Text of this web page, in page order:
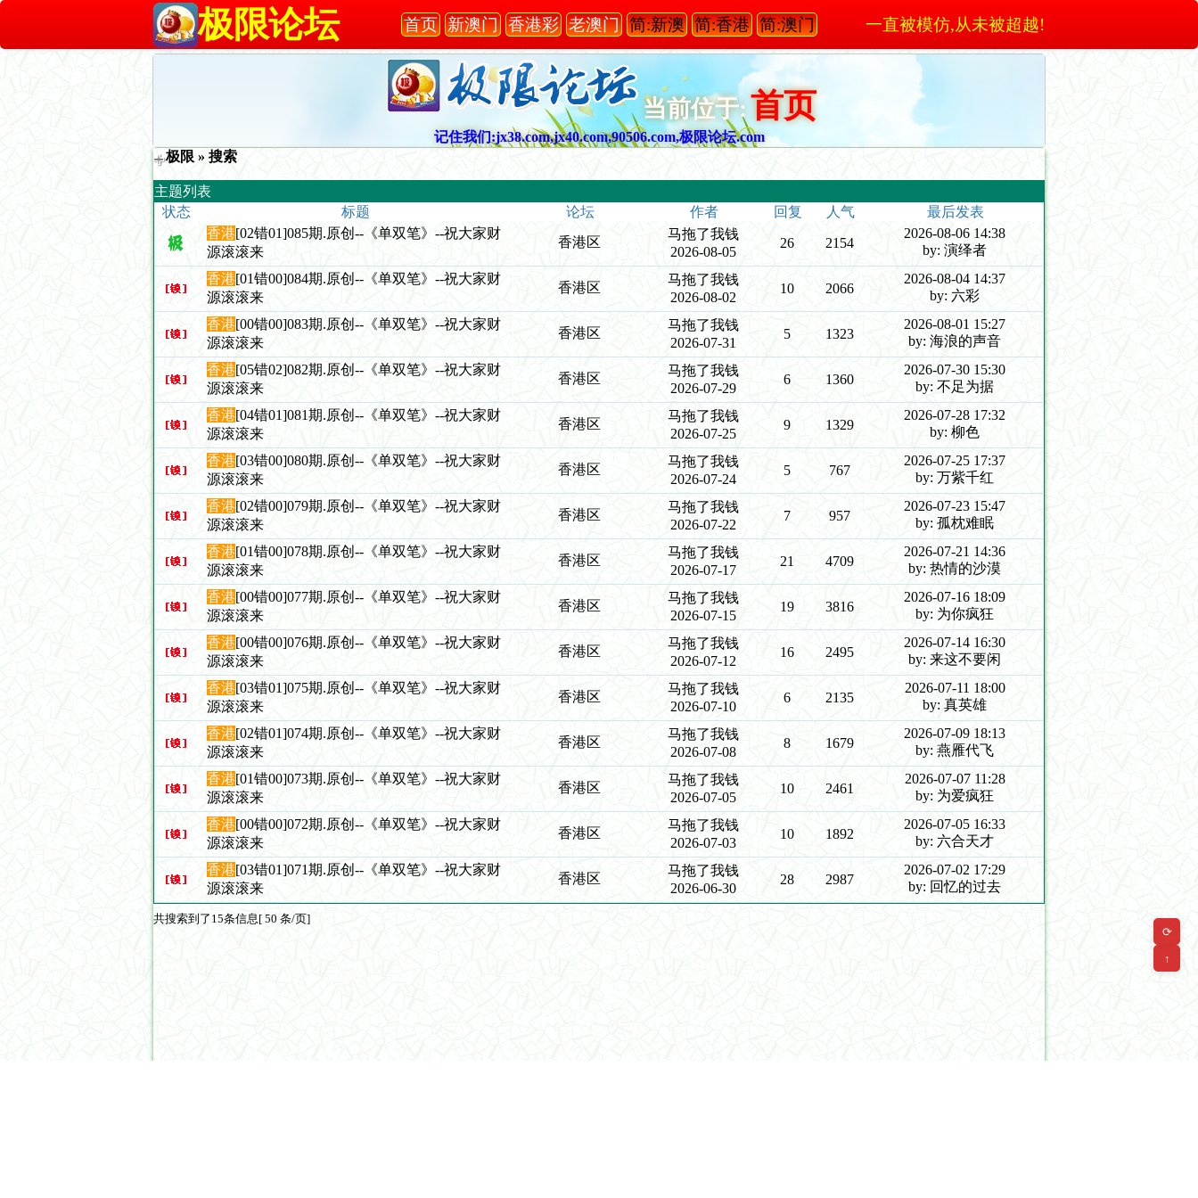
极限论坛 首页 新澳门 香港彩 老澳门 简:新澳 简:香港 简:澳门 一直被模仿,从未被超越!
当前位于: 首页
记住我们:jx38.com,jx40.com,90506.com,极限论坛.com
⟳
↑
极限 » 搜索
主题列表
状态
标题 论坛 作者 回复 人气
最后发表
香港[02错01]085期.原创--《单双笔》--祝大家财
源滚滚来
香港区
马拖了我钱
2026-08-05
26 2154
2026-08-06 14:38
by: 演绎者
香港[01错00]084期.原创--《单双笔》--祝大家财
源滚滚来
香港区
马拖了我钱
2026-08-02
10 2066
2026-08-04 14:37
by: 六彩
香港[00错00]083期.原创--《单双笔》--祝大家财
源滚滚来
香港区
马拖了我钱
2026-07-31
5 1323
2026-08-01 15:27
by: 海浪的声音
香港[05错02]082期.原创--《单双笔》--祝大家财
源滚滚来
香港区
马拖了我钱
2026-07-29
6 1360
2026-07-30 15:30
by: 不足为据
香港[04错01]081期.原创--《单双笔》--祝大家财
源滚滚来
香港区
马拖了我钱
2026-07-25
9 1329
2026-07-28 17:32
by: 柳色
香港[03错00]080期.原创--《单双笔》--祝大家财
源滚滚来
香港区
马拖了我钱
2026-07-24
5 767
2026-07-25 17:37
by: 万紫千红
香港[02错00]079期.原创--《单双笔》--祝大家财
源滚滚来
香港区
马拖了我钱
2026-07-22
7 957
2026-07-23 15:47
by: 孤枕难眠
香港[01错00]078期.原创--《单双笔》--祝大家财
源滚滚来
香港区
马拖了我钱
2026-07-17
21 4709
2026-07-21 14:36
by: 热情的沙漠
香港[00错00]077期.原创--《单双笔》--祝大家财
源滚滚来
香港区
马拖了我钱
2026-07-15
19 3816
2026-07-16 18:09
by: 为你疯狂
香港[00错00]076期.原创--《单双笔》--祝大家财
源滚滚来
香港区
马拖了我钱
2026-07-12
16 2495
2026-07-14 16:30
by: 来这不要闲
香港[03错01]075期.原创--《单双笔》--祝大家财
源滚滚来
香港区
马拖了我钱
2026-07-10
6 2135
2026-07-11 18:00
by: 真英雄
香港[02错01]074期.原创--《单双笔》--祝大家财
源滚滚来
香港区
马拖了我钱
2026-07-08
8 1679
2026-07-09 18:13
by: 燕雁代飞
香港[01错00]073期.原创--《单双笔》--祝大家财
源滚滚来
香港区
马拖了我钱
2026-07-05
10 2461
2026-07-07 11:28
by: 为爱疯狂
香港[00错00]072期.原创--《单双笔》--祝大家财
源滚滚来
香港区
马拖了我钱
2026-07-03
10 1892
2026-07-05 16:33
by: 六合天才
香港[03错01]071期.原创--《单双笔》--祝大家财
源滚滚来
香港区
马拖了我钱
2026-06-30
28 2987
2026-07-02 17:29
by: 回忆的过去
共搜索到了15条信息[ 50 条/页]